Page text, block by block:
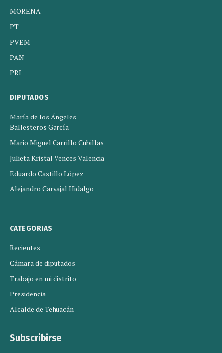
MORENA
PT
PVEM
PAN
PRI
DIPUTADOS
María de los Ángeles
Ballesteros García
Mario Miguel Carrillo Cubillas
Julieta Kristal Vences Valencia
Eduardo Castillo López
Alejandro Carvajal Hidalgo
CATEGORIAS
Recientes
Cámara de diputados
Trabajo en mi distrito
Presidencia
Alcalde de Tehuacán
Subscribirse